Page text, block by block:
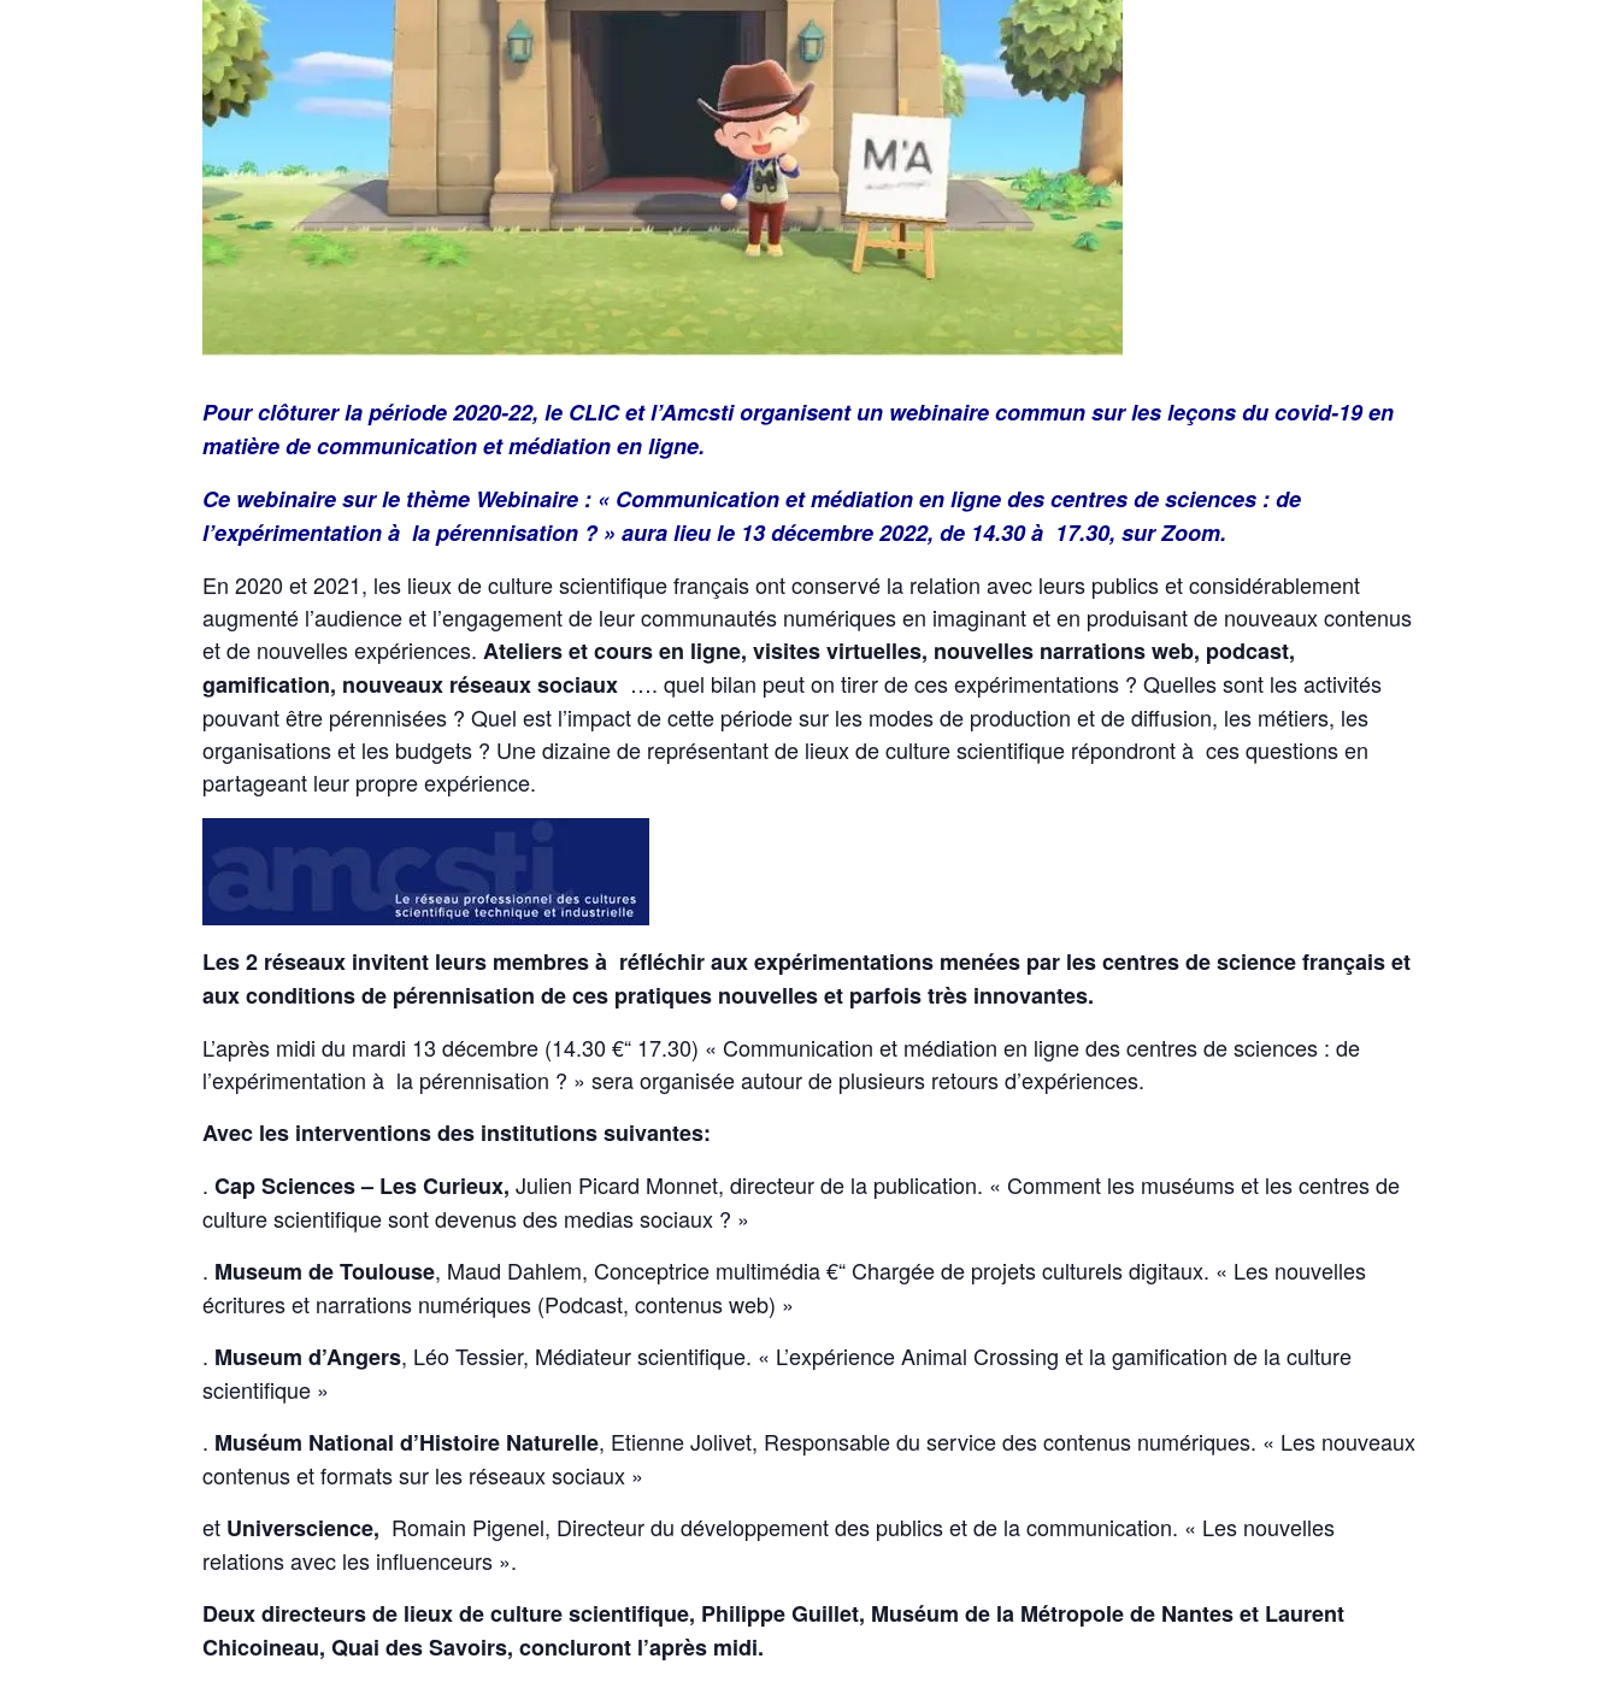
Pour clôturer la période 2020-22, le CLIC et l’Amcsti organisent un webinaire commun sur les leçons du covid-19 en
matière de communication et médiation en ligne.
Ce webinaire sur le thème Webinaire : « Communication et médiation en ligne des centres de sciences : de
l’expérimentation à la pérennisation ? » aura lieu le 13 décembre 2022, de 14.30 à 17.30, sur Zoom.
En 2020 et 2021, les lieux de culture scientifique français ont conservé la relation avec leurs publics et considérablement
augmenté l’audience et l’engagement de leur communautés numériques en imaginant et en produisant de nouveaux contenus
et de nouvelles expériences. Ateliers et cours en ligne, visites virtuelles, nouvelles narrations web, podcast,
gamification, nouveaux réseaux sociaux …. quel bilan peut on tirer de ces expérimentations ? Quelles sont les activités
pouvant être pérennisées ? Quel est l’impact de cette période sur les modes de production et de diffusion, les métiers, les
organisations et les budgets ? Une dizaine de représentant de lieux de culture scientifique répondront à ces questions en
partageant leur propre expérience.
Les 2 réseaux invitent leurs membres à réfléchir aux expérimentations menées par les centres de science français et
aux conditions de pérennisation de ces pratiques nouvelles et parfois très innovantes.
L’après midi du mardi 13 décembre (14.30 €“ 17.30) « Communication et médiation en ligne des centres de sciences : de
l’expérimentation à la pérennisation ? » sera organisée autour de plusieurs retours d’expériences.
Avec les interventions des institutions suivantes:
. Cap Sciences – Les Curieux, Julien Picard Monnet, directeur de la publication. « Comment les muséums et les centres de
culture scientifique sont devenus des medias sociaux ? »
. Museum de Toulouse, Maud Dahlem, Conceptrice multimédia €“ Chargée de projets culturels digitaux. « Les nouvelles
écritures et narrations numériques (Podcast, contenus web) »
. Museum d’Angers, Léo Tessier, Médiateur scientifique. « L’expérience Animal Crossing et la gamification de la culture
scientifique »
. Muséum National d’Histoire Naturelle, Etienne Jolivet, Responsable du service des contenus numériques. « Les nouveaux
contenus et formats sur les réseaux sociaux »
et Universcience, Romain Pigenel, Directeur du développement des publics et de la communication. « Les nouvelles
relations avec les influenceurs ».
Deux directeurs de lieux de culture scientifique, Philippe Guillet, Muséum de la Métropole de Nantes et Laurent
Chicoineau, Quai des Savoirs, concluront l’après midi.